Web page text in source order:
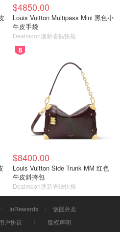
$4850.00
Louis Vuitton Multipass Mini 黑色小
牛皮手袋
Dealmoon澳新省钱快报
8
$8400.00
Louis Vuitton Side Trunk MM 红色
牛皮斜挎包
Dealmoon澳新省钱快报
InRewards
饭团外卖
户协议 版权声明